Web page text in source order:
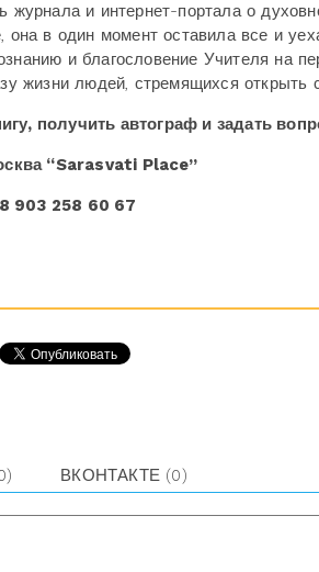
журнала и интернет-портала о
в один момент оставила все и
и благословение Учителя на
жизни людей, стремящихся открыть
получить автограф и задать
“Sarasvati Place”
903 258 60 67
ВКОНТАКТЕ (0)